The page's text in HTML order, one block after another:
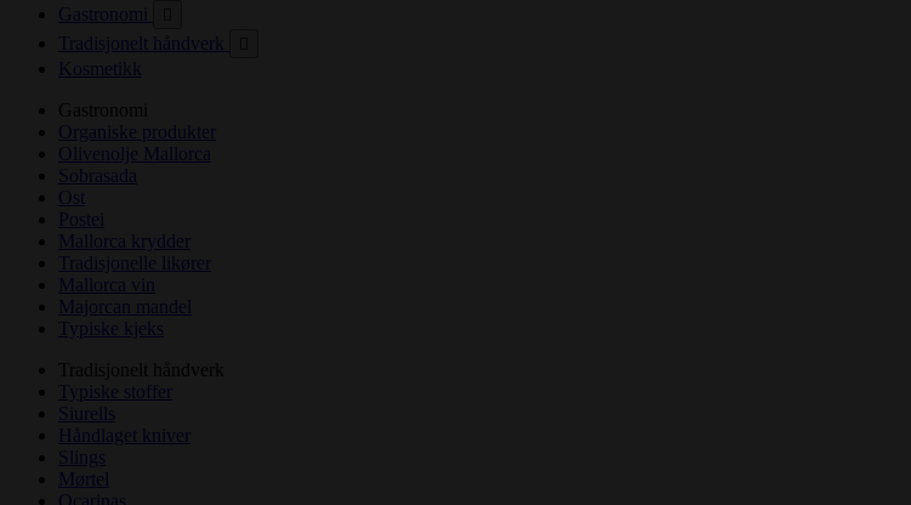
Gastronomi
Tradisjonelt håndverk
Kosmetikk
Gastronomi
Organiske produkter
Olivenolje Mallorca
Sobrasada
Ost
Postei
Mallorca krydder
Tradisjonelle likører
Mallorca vin
Majorcan mandel
Typiske kjeks
Tradisjonelt håndverk
Typiske stoffer
Siurells
Håndlaget kniver
Slings
Mørtel
Ocarinas